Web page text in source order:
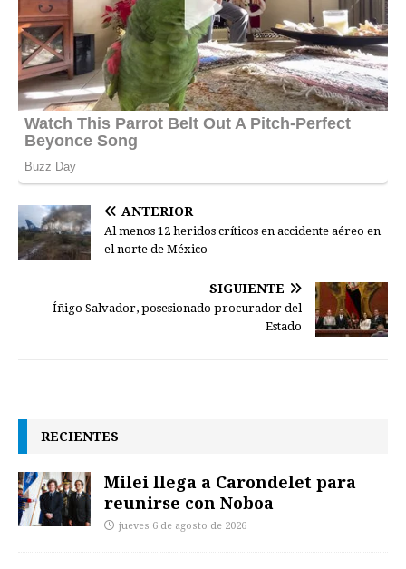
ANTERIOR
Al menos 12 heridos críticos en accidente aéreo en
el norte de México
SIGUIENTE
Íñigo Salvador, posesionado procurador del
Estado
RECIENTES
Milei llega a Carondelet para
reunirse con Noboa
jueves 6 de agosto de 2026